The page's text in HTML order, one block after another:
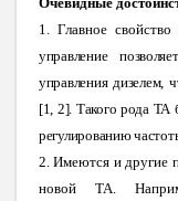
1. Главное
управление
управления дизелем,
[1, 2]. Такого рода ТА
регулированию
2. Имеются и другие
новой ТА.